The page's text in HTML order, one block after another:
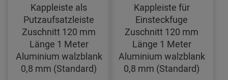
Kappleiste als
Putzaufsatzleiste
Zuschnitt 120 mm
Länge 1 Meter
Aluminium walzblank
0,8 mm (Standard)
Kappleiste für
Einsteckfuge
Zuschnitt 120 mm
Länge 1 Meter
Aluminium walzblank
0,8 mm (Standard)